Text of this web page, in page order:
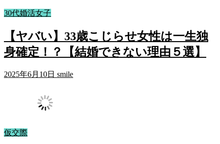
30代婚活女子
【ヤバい】33歳こじらせ女性は一生独
身確定！？【結婚できない理由５選】
2025年6月10日 smile
仮交際